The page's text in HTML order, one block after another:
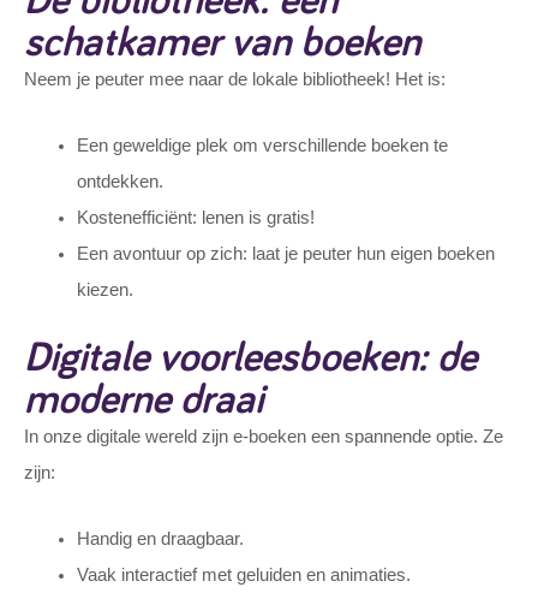
schatkamer van boeken
Neem je peuter mee naar de lokale bibliotheek! Het is:
Een geweldige plek om verschillende boeken te
ontdekken.
Kostenefficiënt: lenen is gratis!
Een avontuur op zich: laat je peuter hun eigen boeken
kiezen.
Digitale voorleesboeken: de
moderne draai
In onze digitale wereld zijn e-boeken een spannende optie. Ze
zijn:
Handig en draagbaar.
Vaak interactief met geluiden en animaties.